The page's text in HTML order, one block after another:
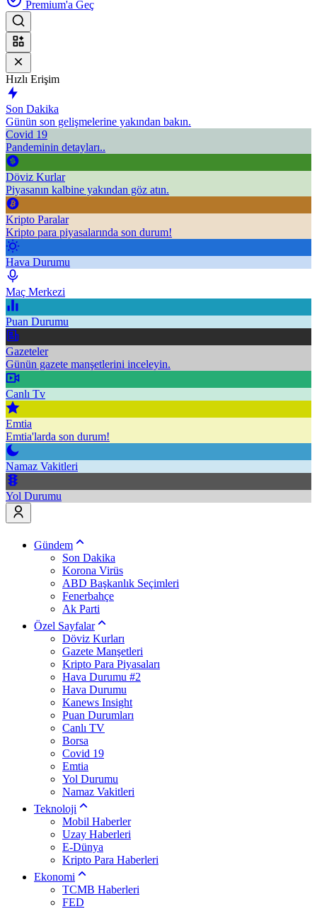
Premium'a Geç
Hızlı Erişim
Son Dakika
Günün son gelişmelerine yakından bakın.
Covid 19
Pandeminin detayları..
Döviz Kurlar
Piyasanın kalbine yakından göz atın.
Kripto Paralar
Kripto para piyasalarında son durum!
Hava Durumu
Maç Merkezi
Puan Durumu
Gazeteler
Günün gazete manşetlerini inceleyin.
Canlı Tv
Emtia
Emtia'larda son durum!
Namaz Vakitleri
Yol Durumu
Gündem
Son Dakika
Korona Virüs
ABD Başkanlık Seçimleri
Fenerbahçe
Ak Parti
Özel Sayfalar
Döviz Kurları
Gazete Manşetleri
Kripto Para Piyasaları
Hava Durumu #2
Hava Durumu
Kanews Insight
Puan Durumları
Canlı TV
Borsa
Covid 19
Emtia
Yol Durumu
Namaz Vakitleri
Teknoloji
Mobil Haberler
Uzay Haberleri
E-Dünya
Kripto Para Haberleri
Ekonomi
TCMB Haberleri
FED